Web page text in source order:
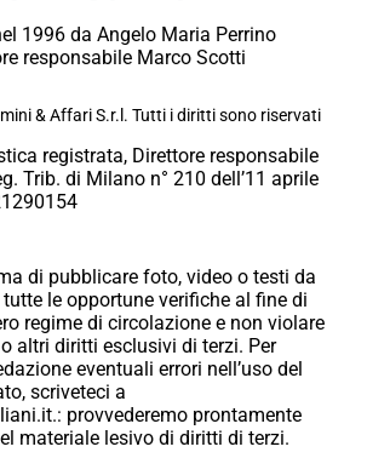
1996 da Angelo Maria Perrino
responsabile Marco Scotti
& Affari S.r.l. Tutti i diritti sono riservati
registrata, Direttore responsabile
Trib. di Milano n° 210 dell’11 aprile
di pubblicare foto, video o testi da
le opportune verifiche al fine di
regime di circolazione e non violare
altri diritti esclusivi di terzi. Per
eventuali errori nell’uso del
scriveteci a
provvederemo prontamente
materiale lesivo di diritti di terzi.